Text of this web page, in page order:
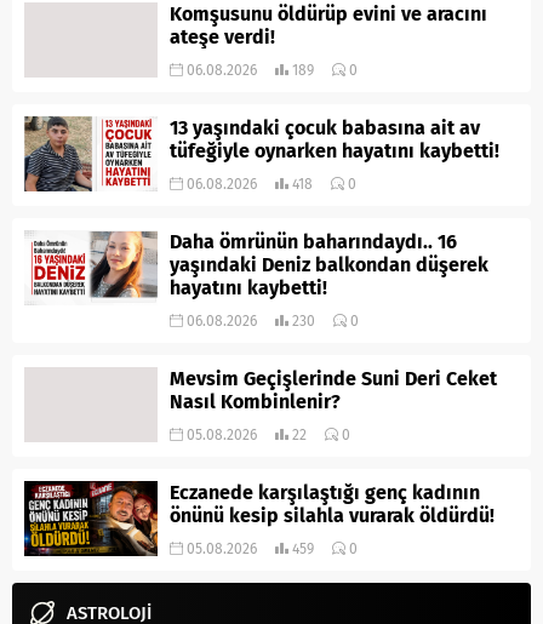
Komşusunu öldürüp evini ve aracını
ateşe verdi!
06.08.2026 189 0
13 yaşındaki çocuk babasına ait av
tüfeğiyle oynarken hayatını kaybetti!
06.08.2026 418 0
Daha ömrünün baharındaydı.. 16
yaşındaki Deniz balkondan düşerek
hayatını kaybetti!
06.08.2026 230 0
Mevsim Geçişlerinde Suni Deri Ceket
Nasıl Kombinlenir?
05.08.2026 22 0
Eczanede karşılaştığı genç kadının
önünü kesip silahla vurarak öldürdü!
05.08.2026 459 0
ASTROLOJİ